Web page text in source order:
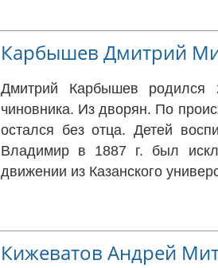
Карбышев Дмитрий
Дмитрий Карбышев
чиновника. Из дворян. По
остался без отца. Детей
Владимир в 1887 г. был
движении из Казанского
Кижеватов Андрей